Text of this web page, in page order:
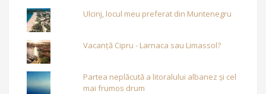
Ulcinj, locul meu preferat din Muntenegru
Vacanță Cipru - Larnaca sau Limassol?
Partea neplăcută a litoralului albanez și cel
mai frumos drum